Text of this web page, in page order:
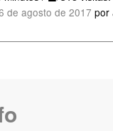
de agosto de 2017 por